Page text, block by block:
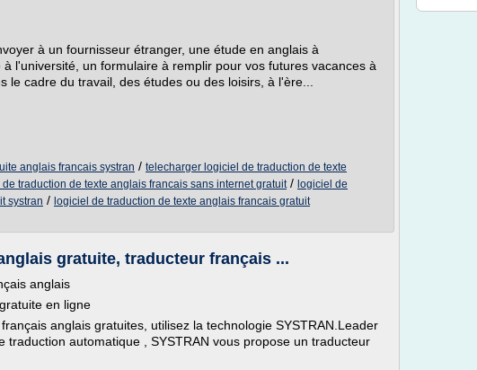
à un fournisseur étranger, une étude en anglais à
l'université, un formulaire à remplir pour vos futures vacances à
le cadre du travail, des études ou des loisirs, à l'ère...
anglais francais systran / telecharger logiciel de traduction de texte
de traduction de texte anglais francais sans internet gratuit/ logiciel de
systran / logiciel de traduction de texte anglais francais gratuit
gratuite, traducteur français ...
anglais
en ligne
anglais gratuites, utilisez la technologie SYSTRAN.Leader
traduction automatique , SYSTRAN vous propose un traducteur